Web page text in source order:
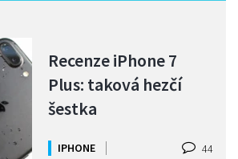
Recenze iPhone 7
Plus: taková hezčí
šestka
IPHONE 44